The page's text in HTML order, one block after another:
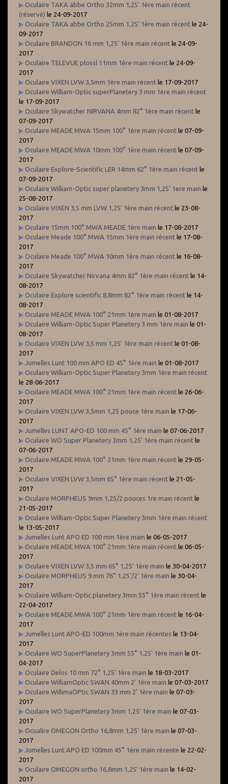
Oculaire TAKA abbe Ortho 32mm 1,25' 1ère main récent
(réservé) le 24-09-2017
Oculaire TAKA abbe Ortho 25mm 1,25' 1ère main récent le 24-
09-2017
Oculaire BRANDON 16 mm 1,25' 1ère main récent le 24-09-
2017
Oculaire TELEVUE plossl 11mm 1ère main récent le 24-09-
2017
Oculaire VIXEN LVW 3,5mm 1ère main récent le 17-09-2017
Oculaire William-Optic superPlanetery 3 mm 1ère main récent
le 17-09-2017
Oculaire Skywatcher NIRVANA 4mm 82° 1ère main récent le
07-09-2017
Oculaire MEADE MWA 15mm 100° 1ère main récent le 07-09-
2017
Oculaire MEADE MWA 10mm 100° 1ère main récent le 07-09-
2017
Oculaire Explore-Scientific LER 14mm 62° 1ère main récent le
07-09-2017
Oculaire William-Optic super planetery 3mm 1,25' 1ere main le
25-08-2017
Oculaire VIXEN 3,5 mm LVW 1,25' 1ère main récent le 23-08-
2017
Oculaire 15mm 100° MWA MEADE 1ère main le 17-08-2017
Oculaire Meade 100° MWA 15mm 1ère main récent le 17-08-
2017
Oculaire Meade 100° MWA 10mm 1ère main récent le 16-08-
2017
Oculaire Skywatcher Nirvana 4mm 82° 1ère main récent le 14-
08-2017
Oculaire Explore scientific 8,8mm 82° 1ère main récent le 14-
08-2017
Oculaire MEADE MWA 100° 21mm 1ère main le 01-08-2017
Oculaire William-Optic Super Planetery 3 mm 1ère main le 01-
08-2017
Oculaire VIXEN LVW 3,5 mm 1,25' 1ère main récent le 01-08-
2017
Jumelles Lunt 100 mm APO ED 45° 1ère main le 01-08-2017
Oculaire William-Optic Super Planetery 3mm 1ère main récent
le 28-06-2017
Oculaire MEADE MWA 100° 21mm 1ère main récent le 26-06-
2017
Oculaire VIXEN LVW 3,5mm 1,25 pouce 1ère main le 17-06-
2017
Jumelles LUNT APO-ED 100 mm 45° 1ère main le 07-06-2017
Oculaire WO Super Planetery 3mm 1,25' 1ère main récent le
07-06-2017
Oculaire MEADE MWA 100° 21mm 1ère main récent le 29-05-
2017
Oculaire VIXEN LVW 3,5mm 65° 1ère main récent le 21-05-
2017
Oculaire MORPHEUS 9mm 1,25/2 pouces 1re main récent le
21-05-2017
Oculaire William-Optic Super Planetery 3mm 1ère main récent
le 13-05-2017
Jumelles Lunt APO ED 100 mm 1ère main le 06-05-2017
Oculaire MEADE MWA 100° 21mm 1ère main récent le 06-05-
2017
Oculaire VIXEN LVW 3,5 mm 65° 1,25' 1ère main le 30-04-2017
Oculaire MORPHEUS 9 mm 76° 1,25'/2' 1ère main le 30-04-
2017
Oculaire William-Optic planetery 3mm 55° 1ère main récent le
22-04-2017
Oculaire MEADE MWA 100° 21mm 1ère main récent le 16-04-
2017
Jumelles Lunt APO-ED 100mm 1ère main récentes le 13-04-
2017
Oculaire WO SuperPlanetery 3mm 55° 1,25' 1ère main le 01-
04-2017
Oculaire Delos 10 mm 72° 1,25' 1ère main le 18-03-2017
Oculaire WilliamOptic SWAN 40mm 2' 1ère main le 07-03-2017
Oculaire WillimaOPtic SWAN 33 mm 2' 1ère main le 07-03-
2017
Oculaire WO SuperPlanetery 3mm 1,25' 1ère main le 07-03-
2017
Ocualire OMEGON Ortho 16,8mm 1,25' 1ère main le 07-03-
2017
Jumelles Lunt APO ED 100mm 45° 1ère main récente le 22-02-
2017
Oculaire OMEGON ortho 16,8mm 1,25' 1ère main le 14-02-
2017